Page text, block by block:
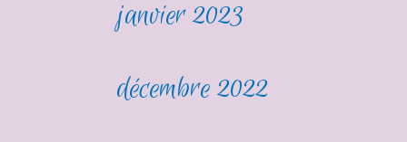
janvier 2023
décembre 2022